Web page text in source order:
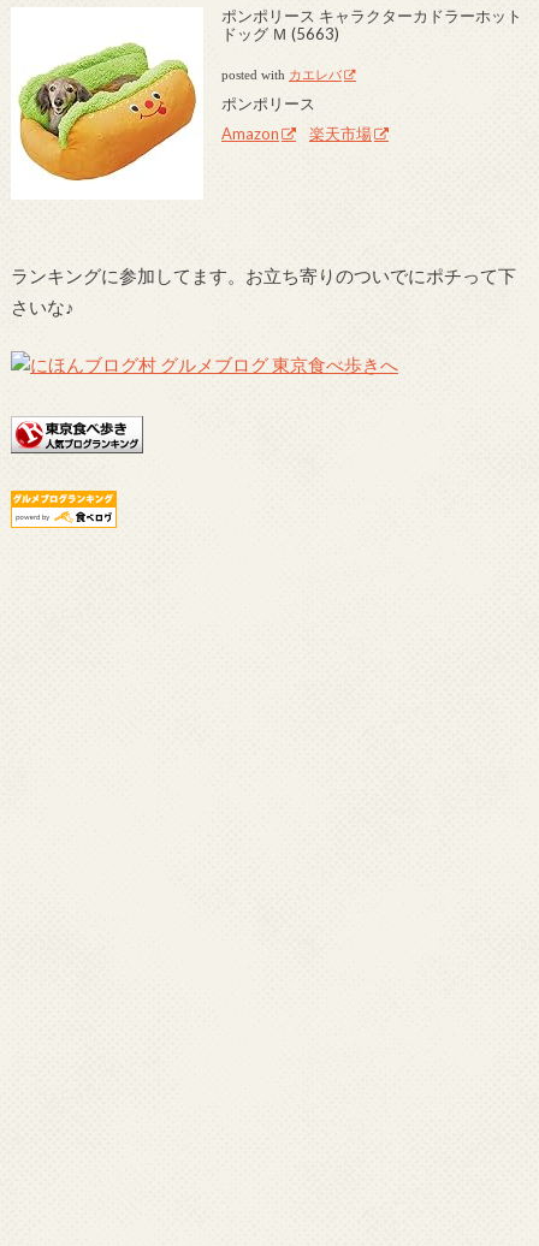
ポンポリース キャラクターカドラーホット
ドッグ Ｍ (5663)
posted with カエレバ
ポンポリース
Amazon
楽天市場
ランキングに参加してます。お立ち寄りのついでにポチって下
さいな♪